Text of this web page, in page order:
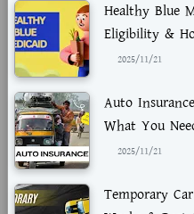
Healthy Blue
Eligibility &
2025/11/21
Auto
What You
2025/11/21
Temporary